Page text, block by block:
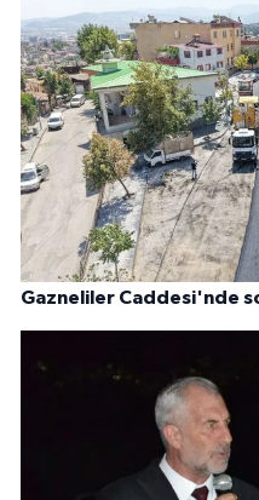
Gazneliler Caddesi'nde